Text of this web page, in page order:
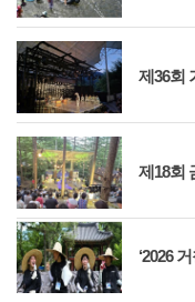
제36회
제18회
‘2026